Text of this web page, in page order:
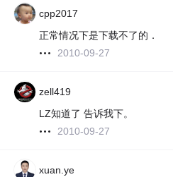
cpp2017
正常情况下是下载不了的．
2010-09-27
zell419
LZ知道了 告诉我下。
2010-09-27
xuan.ye